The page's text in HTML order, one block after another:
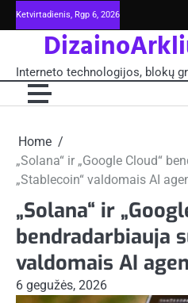
Skip
to
Ketvirtadienis, Rgp 6, 2026
Interneto technologijos, blokų
Home
„Solana“ ir „Google Cloud“
„Stablecoin“ valdomais AI
„Solana“ ir
bendradarbiauja
valdomais AI
6 gegužės, 2026